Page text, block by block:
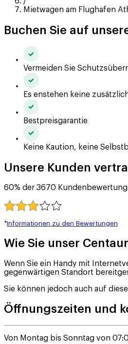
Mietwagen am Flughafen
Buchen Sie auf
Vermeiden Sie
Es enstehen keine
Bestpreisgarantie
Keine Kaution, keine
Unsere Kunden
60% der 3670
*Informationen zu den Bewertungen
Wie Sie unser
Wenn Sie ein Handy mit
gegenwärtigen Standort
Sie können jedoch auch auf
Öffnungszeiten und
Von Montag bis Sonntag von